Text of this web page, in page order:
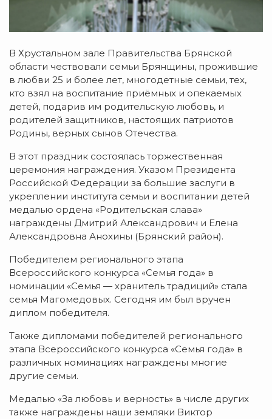
В Хрустальном зале Правительства Брянской
области чествовали семьи Брянщины, прожившие
в любви 25 и более лет, многодетные семьи, тех,
кто взял на воспитание приёмных и опекаемых
детей, подарив им родительскую любовь, и
родителей защитников, настоящих патриотов
Родины, верных сынов Отечества.
В этот праздник состоялась торжественная
церемония награждения. Указом Президента
Российской Федерации за большие заслуги в
укреплении института семьи и воспитании детей
медалью ордена «Родительская слава»
награждены Дмитрий Александрович и Елена
Александровна Анохины (Брянский район).
Победителем регионального этапа
Всероссийского конкурса «Семья года» в
номинации «Семья — хранитель традиций» стала
семья Магомедовых. Сегодня им был вручен
диплом победителя.
Также дипломами победителей регионального
этапа Всероссийского конкурса «Семья года» в
различных номинациях награждены многие
другие семьи.
Медалью «За любовь и верность» в числе других
также награждены наши земляки Виктор